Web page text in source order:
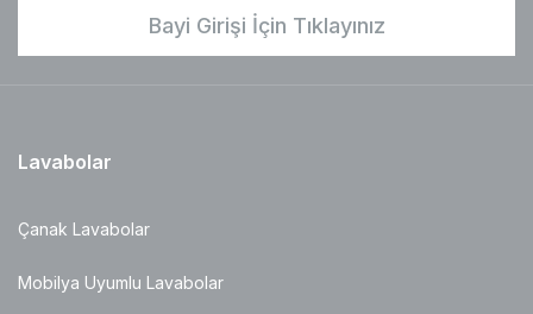
Bayi Girişi İçin Tıklayınız
Lavabolar
Çanak Lavabolar
Mobilya Uyumlu Lavabolar